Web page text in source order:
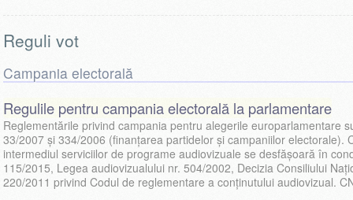
Reguli vot
Campania electorală
Regulile pentru campania electorală la parlamentare
Reglementările privind campania pentru alegerile europarlamentare
33/2007 și 334/2006 (finanțarea partidelor și campaniilor electorale).
intermediul serviciilor de programe audiovizuale se desfăşoară în
115/2015, Legea audiovizualului nr. 504/2002, Decizia Consiliului
220/2011 privind Codul de reglementare a conținutului audiovizual.